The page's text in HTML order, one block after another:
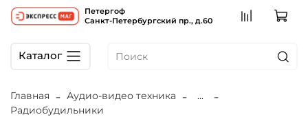
Петергоф
Санкт-Петербургский пр., д.60
Каталог
Главная Аудио-видео техника
...
Радиобудильники